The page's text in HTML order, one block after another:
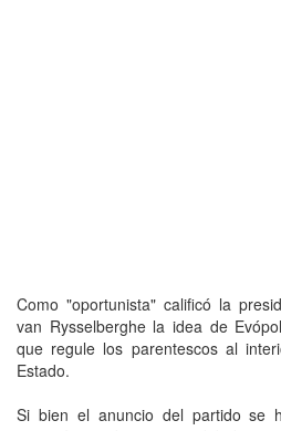
Como "oportunista" calificó la
van Rysselberghe la idea de
que regule los parentescos al
Estado.
Si bien el anuncio del partido se